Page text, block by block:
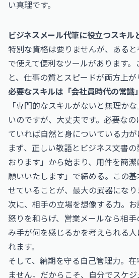
い真理です。
ビジネスメール代筆に役立つスキル
特別な資格は要りませんが、ある
で使えて便利なツールがあります。
と、仕事の質とスピードが両方上が
必要なスキルは「会社員時代の常識
「専門的なスキルがないと無理か
いのですが、大丈夫です。必要な
ていれば自然と身についている力が
まず、正しい敬語とビジネス文書
おります」から始まり、用件を簡
願いいたします」で締める。この
せていることが、最大の武器になり
次に、相手の立場を想像する力。
怒りを和らげ、営業メールなら相
み手が何を感じるかを考えられる
れます。
そして、納期を守る自己管理力。
ません。だからこそ、自分でスケ